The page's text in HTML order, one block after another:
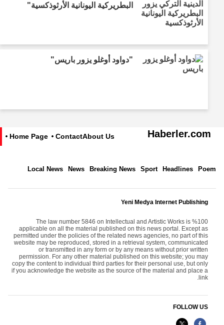
البطريركية اليونانية الأرثوذكسية"
"دواود أوغلو يزور باريس"
Haberler.com
About Us
Contact
Home Page
Poem
Headlines
Sport
Breaking News
News
Local News
Yeni Medya Internet Publishing
The law number 5846 on Intellectual and Artistic Works is %100
applicable on all the material published on this news portal. Except as
permitted under the policies of the related news agencies, no part of this
website may be reproduced, stored in a retrieval system, communicated
or transmitted in any form or by any means without prior written
permission. For any other material published on this website; you may
copy the content to individual third parties for their personal use, but only
if you acknowledge the website as the source of the material and place a
link.
FOLLOW US